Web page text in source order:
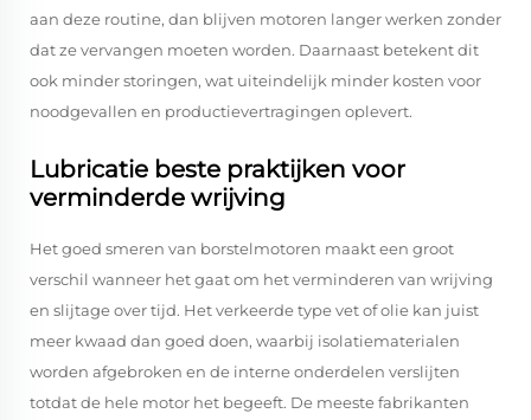
aan deze routine, dan blijven motoren langer werken zonder
dat ze vervangen moeten worden. Daarnaast betekent dit
ook minder storingen, wat uiteindelijk minder kosten voor
noodgevallen en productievertragingen oplevert.
Lubricatie beste praktijken voor
verminderde wrijving
Het goed smeren van borstelmotoren maakt een groot
verschil wanneer het gaat om het verminderen van wrijving
en slijtage over tijd. Het verkeerde type vet of olie kan juist
meer kwaad dan goed doen, waarbij isolatiematerialen
worden afgebroken en de interne onderdelen verslijten
totdat de hele motor het begeeft. De meeste fabrikanten